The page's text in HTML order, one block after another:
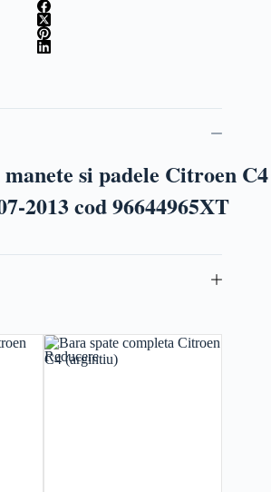
si padele Citroen C4
2013 cod 96644965XT
Reducere